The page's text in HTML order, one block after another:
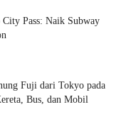
Pass: Naik Subway
Fuji dari Tokyo pada
Bus, dan Mobil